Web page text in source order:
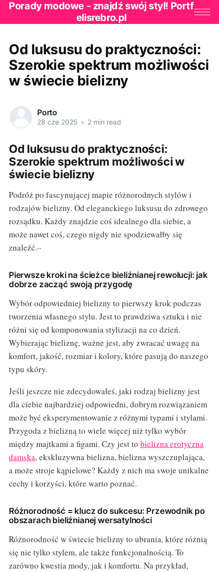
Porady modowe - znajdź swój styl! Portf
elisrebro.pl
Od luksusu do praktyczności:
Szerokie spektrum możliwości
w świecie bielizny
Porto
28 cze 2025 • 2 min read
Od luksusu do praktyczności:
Szerokie spektrum możliwości w
świecie bielizny
Podróż po fascynującej mapie różnorodnych stylów i
rodzajów bielizny. Od eleganckiego luksusu do zdrowego
rozsądku. Każdy znajdzie coś idealnego dla siebie, a
może nawet coś, czego nigdy nie spodziewałby się
znaleźć.··
Pierwsze kroki na ścieżce bieliźnianej rewolucji: jak
dobrze zacząć swoją przygodę
Wybór odpowiedniej bielizny to pierwszy krok podczas
tworzenia własnego stylu. Jest to prawdziwa sztuka i nie
różni się od komponowania stylizacji na co dzień.
Wybierając bieliznę, ważne jest, aby zwracać uwagę na
komfort, jakość, rozmiar i kolory, które pasują do naszego
typu skóry.
Jeśli jeszcze nie zdecydowałeś, jaki rodzaj bielizny jest
dla ciebie najbardziej odpowiedni, dobrym rozwiązaniem
może być eksperymentowanie z różnymi typami i stylami.
Przygoda z bielizną to wiele więcej niż tylko wybór
między majtkami a figami. Czy jest to bielizna erotyczna
damska, ekskluzywna bielizna, bielizna wyszczuplająca,
a może stroje kąpielowe? Każdy z nich ma swoje unikalne
cechy i korzyści, które warto poznać.
Różnorodność = klucz do sukcesu: Przewodnik po
obszarach bieliźnianej wersatylności
Różnorodność w świecie bielizny to ubrania, które różnią
się nie tylko stylem, ale także funkcjonalnością. To
zarówno kwestia mody, jak i komfortu. Na przykład,